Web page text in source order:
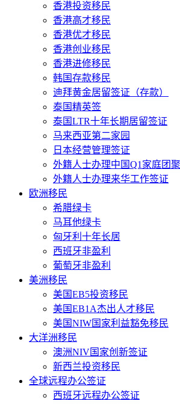
香港投资移民
香港高才移民
香港优才移民
香港创业移民
香港进修移民
韩国存款移民
迪拜黄金居留签证（存款）
泰国精英签
泰国LTR十年长期居留签证
马来西亚第二家园
日本经营管理签证
外籍人士办理中国Q1家庭团
外籍人士办理来华工作签证
欧洲移民
希腊绿卡
马耳他绿卡
匈牙利十年长居
西班牙非盈利
葡萄牙非盈利
美洲移民
美国EB5投资移民
美国EB1A杰出人才移民
美国NIW国家利益豁免移民
大洋洲移民
澳洲NIV国家创新签证
新西兰投资移民
全球远程办公签证
西班牙远程办公签证